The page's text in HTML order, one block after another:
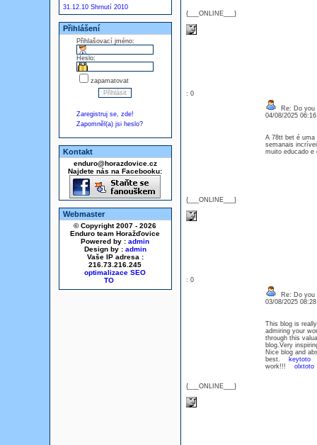
31.12.10 Shrnutí 2010
Přihlášení
Přihlašovací jméno:
Heslo:
zapamatovat
Zaregistruj se, zde!
Zapomněl(a) jsi heslo?
Kontakt
enduro@horazdovice.cz
Najdete nás na Facebooku:
Webmaster
© Copyright 2007 - 2026
Enduro team Horažďovice
Powered by : admin
Design by : admin
Vaše IP adresa :
216.73.216.245
optimalizace SEO
{___ONLINE___}
: 0
{___ONLINE___}
Re: Do you
04/08/2025
A 78tt bet é uma
semanais
muito educado
: 0
{___ONLINE___}
Re: Do you
03/08/2025
This blog is
admiring your
through this
blog.Very
Nice blog and
best.
keytoto
work!!! olxtoto